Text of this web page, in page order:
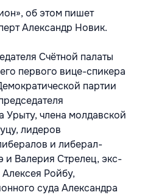
об этом пишет
Александр Новик.
Счётной палаты
первого вице-спикера
партии
члена молдавской
лидеров
и либерал-
и Валерия Стрелец, экс-
Ройбу,
суда Александра